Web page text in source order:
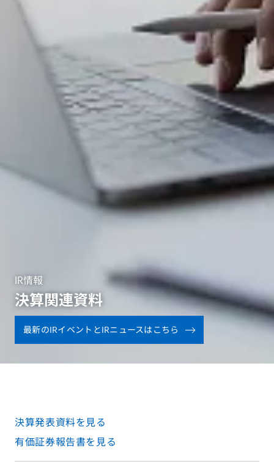
IR情報
決算関連資料
最新のIRイベントとIRニュースはこちら
決算発表資料を見る
有価証券報告書を見る